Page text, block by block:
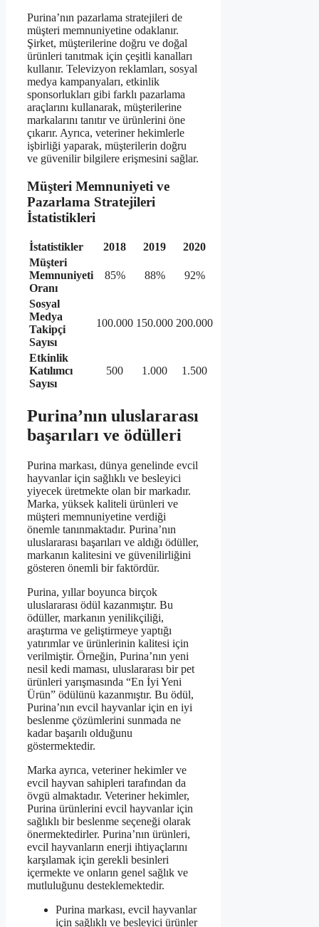
Purina’nın pazarlama stratejileri de
müşteri memnuniyetine odaklanır.
Şirket, müşterilerine doğru ve doğal
ürünleri tanıtmak için çeşitli kanalları
kullanır. Televizyon reklamları, sosyal
medya kampanyaları, etkinlik
sponsorlukları gibi farklı pazarlama
araçlarını kullanarak, müşterilerine
markalarını tanıtır ve ürünlerini öne
çıkarır. Ayrıca, veteriner hekimlerle
işbirliği yaparak, müşterilerin doğru
ve güvenilir bilgilere erişmesini sağlar.
Müşteri Memnuniyeti ve
Pazarlama Stratejileri
İstatistikleri
İstatistikler 2018 2019
2020
Müşteri
Memnuniyeti
Oranı
85% 88% 92%
Sosyal
Medya
Takipçi
Sayısı
100.000 150.000 200.000
Etkinlik
Katılımcı
Sayısı
500 1.000 1.500
Purina’nın uluslararası
başarıları ve ödülleri
Purina markası, dünya genelinde evcil
hayvanlar için sağlıklı ve besleyici
yiyecek üretmekte olan bir markadır.
Marka, yüksek kaliteli ürünleri ve
müşteri memnuniyetine verdiği
önemle tanınmaktadır. Purina’nın
uluslararası başarıları ve aldığı ödüller,
markanın kalitesini ve güvenilirliğini
gösteren önemli bir faktördür.
Purina, yıllar boyunca birçok
uluslararası ödül kazanmıştır. Bu
ödüller, markanın yenilikçiliği,
araştırma ve geliştirmeye yaptığı
yatırımlar ve ürünlerinin kalitesi için
verilmiştir. Örneğin, Purina’nın yeni
nesil kedi maması, uluslararası bir pet
ürünleri yarışmasında “En İyi Yeni
Ürün” ödülünü kazanmıştır. Bu ödül,
Purina’nın evcil hayvanlar için en iyi
beslenme çözümlerini sunmada ne
kadar başarılı olduğunu
göstermektedir.
Marka ayrıca, veteriner hekimler ve
evcil hayvan sahipleri tarafından da
övgü almaktadır. Veteriner hekimler,
Purina ürünlerini evcil hayvanlar için
sağlıklı bir beslenme seçeneği olarak
önermektedirler. Purina’nın ürünleri,
evcil hayvanların enerji ihtiyaçlarını
karşılamak için gerekli besinleri
içermekte ve onların genel sağlık ve
mutluluğunu desteklemektedir.
Purina markası, evcil hayvanlar
için sağlıklı ve besleyici ürünler